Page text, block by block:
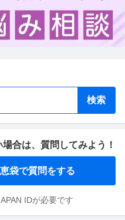
検索
合は、 質問してみよう！
袋で質問をする
IDが必要です